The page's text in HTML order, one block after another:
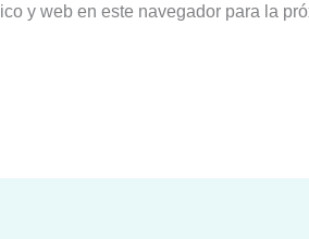
y web en este navegador para la